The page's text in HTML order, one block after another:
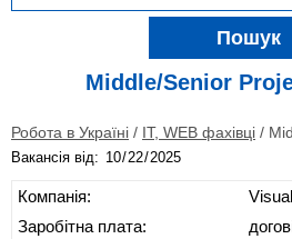
Пошук
Middle/Senior
Робота в Україні / IT, WEB фахівці /
Вакансія від:
Компанія:
Заробітна плата: